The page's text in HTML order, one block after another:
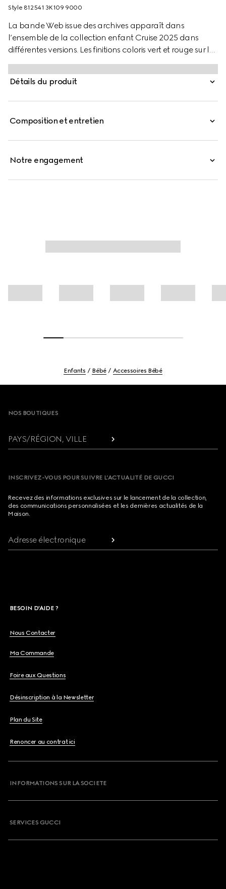
Style ‎812541 3K109 9000
La bande Web issue des archives apparaît dans
l’ensemble de la collection enfant Cruise 2025 dans
différentes versions. Les finitions coloris vert et rouge sur les
pièces de prêt-à-porter, les chaussures et les accessoires
donnent une allure sportive, adaptée à chaque
aventure. Cette couverture pour bébé en coton blanc
Détails du produit
Composition et entretien
Notre engagement
Enfants Bébé Accessoires Bébé
NOS BOUTIQUES
PAYS/RÉGION, VILLE
INSCRIVEZ-VOUS POUR SUIVRE L’ACTUALITÉ DE GUCCI
Recevez des informations exclusives sur le lancement de la collection,
des communications personnalisées et les dernières actualités de la
Maison.
Adresse électronique
BESOIN D'AIDE ?
Nous Contacter
Ma Commande
Foire aux Questions
Désinscription à la Newsletter
Plan du Site
Renoncer au contrat ici
INFORMATIONS SUR LA SOCIETE
SERVICES GUCCI